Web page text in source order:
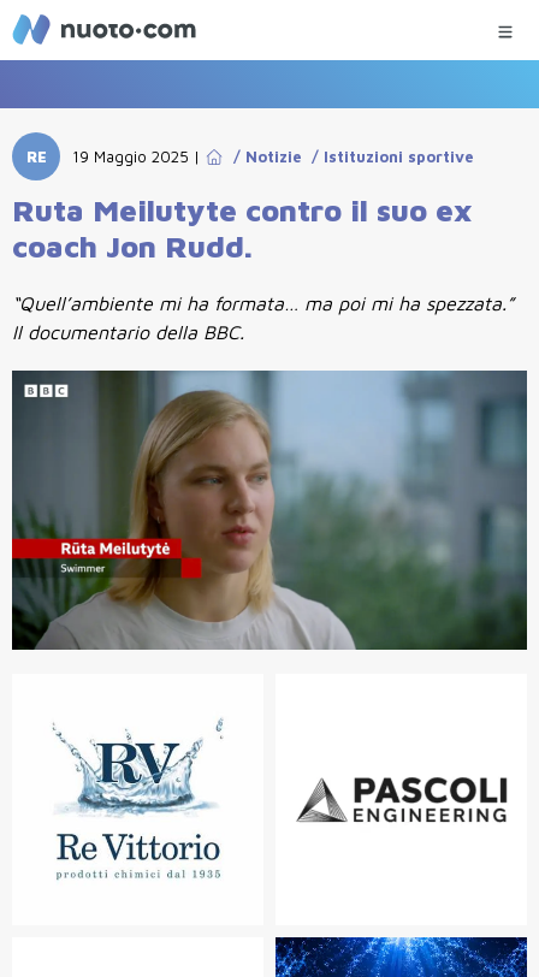
RE 19 Maggio 2025 | / Notizie / Istituzioni sportive
Ruta Meilutyte contro il suo ex
coach Jon Rudd.
“Quell’ambiente mi ha formata… ma poi mi ha spezzata.”
Il documentario della BBC.